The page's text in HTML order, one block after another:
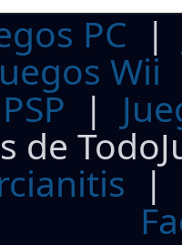
PC
Wii
PSP |
de
|